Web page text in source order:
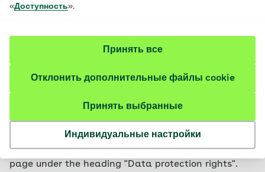
«Доступность».
Индивидуальные настройки
Принять выбранные
Отклонить дополнительные файлы cookie
Принять все
AOK protects personal data and provides
used.
It is important to us that you know at all times
when we store which data and what we use it for.
Below we outline the data processing that is carried
out when you use this website. Each input form
accessible via the website also contains a specific
data protection notice. You will find information on
your data protection rights at the end of each web
page under the heading "Data protection rights".